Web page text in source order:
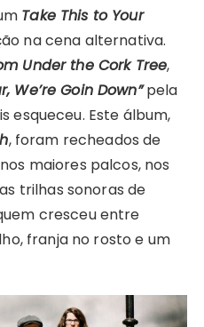
Take This to Your
na cena alternativa.
Under the Cork Tree,
We’re Goin Down”pela
esqueceu. Este álbum,
, foram recheados de
maiores palcos, nos
trilhas sonoras de
cresceu entre
franja no rosto e um